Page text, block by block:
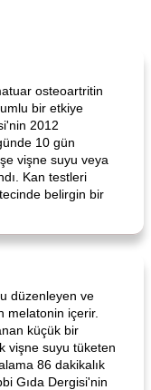
osteoartritin
bir etkiye
2012
10 gün
vişne suyu veya
Kan testleri
belirgin bir
düzenleyen ve
melatonin içerir.
küçük bir
vişne suyu tüketen
86 dakikalık
Gıda Dergisi'nin